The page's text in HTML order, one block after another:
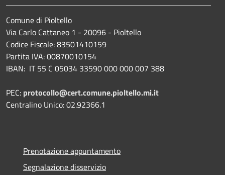
Comune di Pioltello
Via Carlo Cattaneo 1 - 20096 - Pioltello
Codice Fiscale: 83501410159
Partita IVA: 00870010154
IBAN: IT 55 C 05034 33590 000 000 007 388
PEC: protocollo@cert.comune.pioltello.mi.it
Centralino Unico: 02.92366.1
Prenotazione appuntamento
Segnalazione disservizio